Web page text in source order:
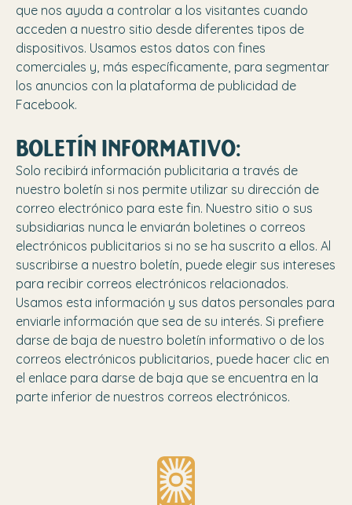
que nos ayuda a controlar a los visitantes cuando
acceden a nuestro sitio desde diferentes tipos de
dispositivos. Usamos estos datos con fines
comerciales y, más específicamente, para segmentar
los anuncios con la plataforma de publicidad de
Facebook.
BOLETÍN INFORMATIVO:
Solo recibirá información publicitaria a través de
nuestro boletín si nos permite utilizar su dirección de
correo electrónico para este fin. Nuestro sitio o sus
subsidiarias nunca le enviarán boletines o correos
electrónicos publicitarios si no se ha suscrito a ellos. Al
suscribirse a nuestro boletín, puede elegir sus intereses
para recibir correos electrónicos relacionados.
Usamos esta información y sus datos personales para
enviarle información que sea de su interés. Si prefiere
darse de baja de nuestro boletín informativo o de los
correos electrónicos publicitarios, puede hacer clic en
el enlace para darse de baja que se encuentra en la
parte inferior de nuestros correos electrónicos.